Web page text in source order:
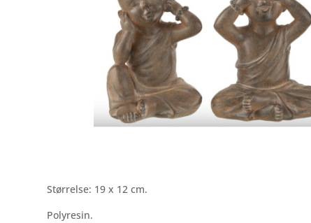
Størrelse: 19 x 12 cm.
Polyresin.